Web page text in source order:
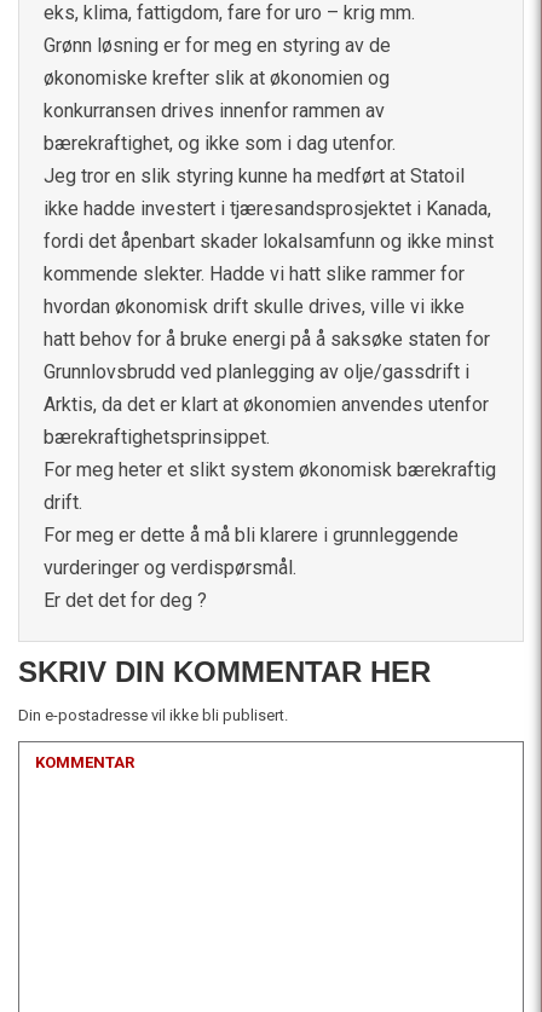
eks, klima, fattigdom, fare for uro – krig mm.
Grønn løsning er for meg en styring av de
økonomiske krefter slik at økonomien og
konkurransen drives innenfor rammen av
bærekraftighet, og ikke som i dag utenfor.
Jeg tror en slik styring kunne ha medført at Statoil
ikke hadde investert i tjæresandsprosjektet i Kanada,
fordi det åpenbart skader lokalsamfunn og ikke minst
kommende slekter. Hadde vi hatt slike rammer for
hvordan økonomisk drift skulle drives, ville vi ikke
hatt behov for å bruke energi på å saksøke staten for
Grunnlovsbrudd ved planlegging av olje/gassdrift i
Arktis, da det er klart at økonomien anvendes utenfor
bærekraftighetsprinsippet.
For meg heter et slikt system økonomisk bærekraftig
drift.
For meg er dette å må bli klarere i grunnleggende
vurderinger og verdispørsmål.
Er det det for deg ?
SKRIV DIN KOMMENTAR HER
Din e-postadresse vil ikke bli publisert.
KOMMENTAR